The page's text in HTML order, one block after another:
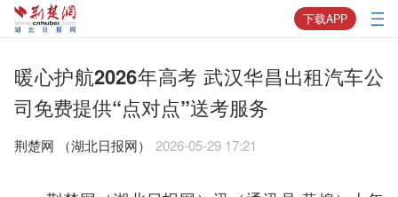
下载APP
暖心护航2026年高考 武汉华昌出租汽车公
司免费提供“点对点”送考服务
荆楚网 ​（湖北日报网） 2026-05-29 17:21